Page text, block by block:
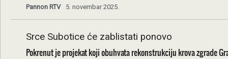
Pannon RTV 5. novembar 2025.
Srce Subotice će zablistati ponovo
Pokrenut je projekat koji obuhvata rekonstrukciju krova zgrade